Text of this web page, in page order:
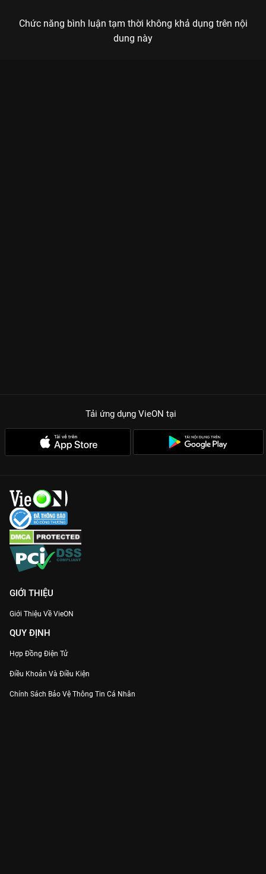
Chức năng bình luận tạm thời không khả dụng trên nội
dung này
Tải ứng dụng VieON tại
GIỚI THIỆU
Giới Thiệu Về VieON
QUY ĐỊNH
Hợp Đồng Điện Tử
Điều Khoản Và Điều Kiện
Chính Sách Bảo Vệ Thông Tin Cá Nhân